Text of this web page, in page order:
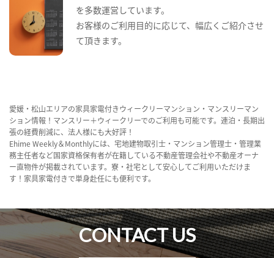
を多数運営しています。
お客様のご利用目的に応じて、幅広くご紹介させ
て頂きます。
愛媛・松山エリアの家具家電付きウィークリーマンション・マンスリーマン
ション情報！マンスリー＋ウィークリーでのご利用も可能です。連泊・長期出
張の経費削減に、法人様にも大好評！
Ehime Weekly＆Monthlyには、宅地建物取引士・マンション管理士・管理業
務主任者など国家資格保有者が在籍している不動産管理会社や不動産オーナ
ー直物件が掲載されています。寮・社宅として安心してご利用いただけま
す！家具家電付きで単身赴任にも便利です。
CONTACT US